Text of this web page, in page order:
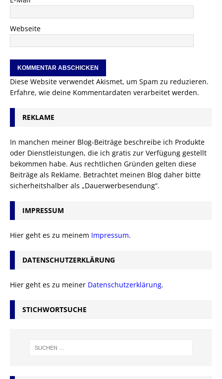
Webseite
Diese Website verwendet Akismet, um Spam zu reduzieren.
Erfahre, wie deine Kommentardaten verarbeitet werden.
REKLAME
In manchen meiner Blog-Beiträge beschreibe ich Produkte
oder Dienstleistungen, die ich gratis zur Verfügung gestellt
bekommen habe. Aus rechtlichen Gründen gelten diese
Beiträge als Reklame. Betrachtet meinen Blog daher bitte
sicherheitshalber als „Dauerwerbesendung“.
IMPRESSUM
Hier geht es zu meinem Impressum.
DATENSCHUTZERKLÄRUNG
Hier geht es zu meiner Datenschutzerklärung.
STICHWORTSUCHE